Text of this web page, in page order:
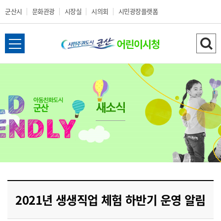
군산시 문화관광 시장실 시의회 시민광장플랫폼
군
산
어
이
시
청
전
체
열
기
검
색
기
새소식
2021년 생생직업 체험 하반기 운영 알림